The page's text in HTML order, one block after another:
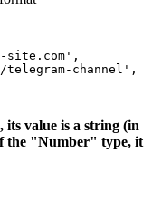
site.com',
telegram-channel',
value is a string (in
the "Number" type, it